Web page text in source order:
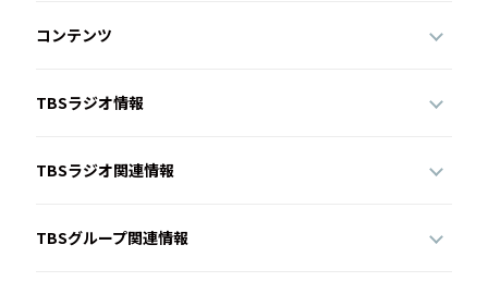
コンテンツ
TBSラジオ情報
TBSラジオ関連情報
TBSグループ関連情報